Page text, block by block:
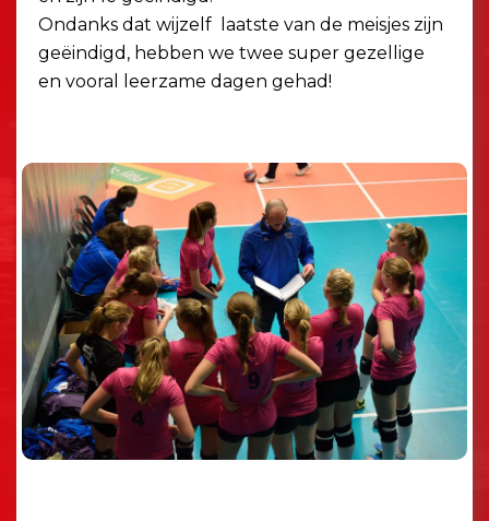
Ondanks dat wijzelf laatste van de meisjes zijn
geëindigd, hebben we twee super gezellige
en vooral leerzame dagen gehad!